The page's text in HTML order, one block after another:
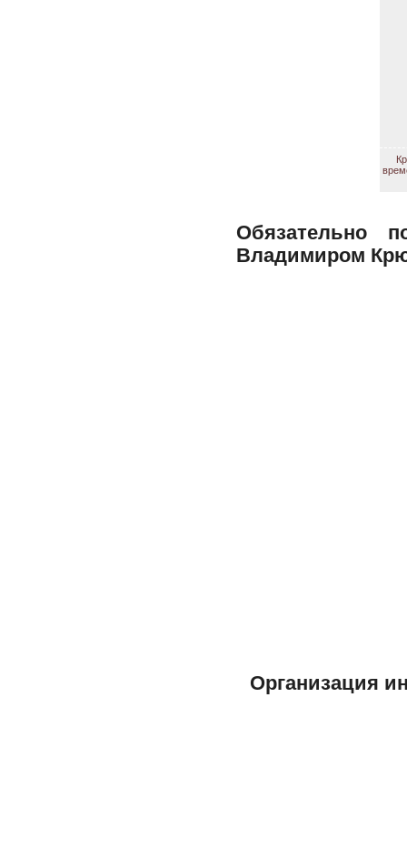
Обязательно
Владимиром
Организация